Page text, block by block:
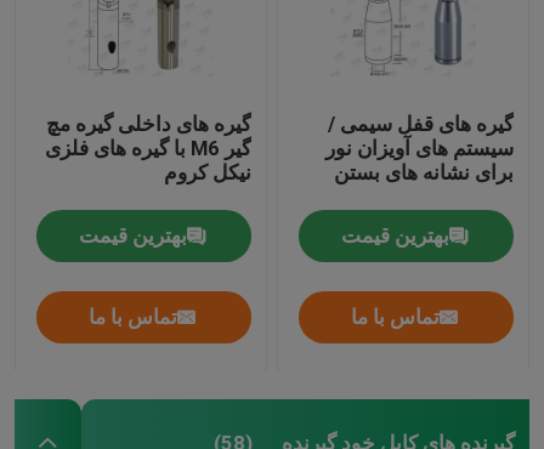
گیره های قفل سیمی /
سیستم های آویزان نور
برای نشانه های بستن
بهترین قیمت
تماس با ما
گیره های داخلی گیره مچ
گیر M6 با گیره های فلزی
نیکل کروم
بهترین قیمت
تماس با ما
گیرنده های کابل خود گیرنده (58)